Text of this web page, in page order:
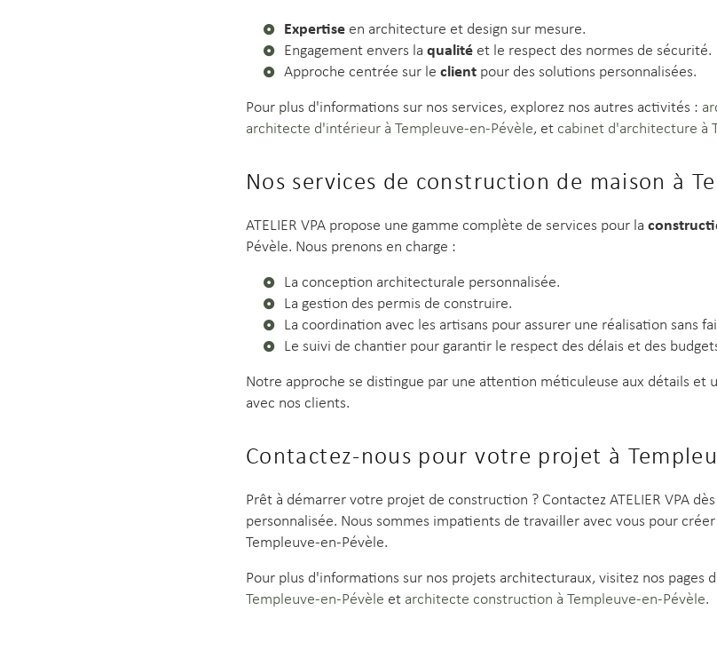
Expertise en architecture et design sur mesure.
Engagement envers la qualité et le respect des normes de sécurité.
Approche centrée sur le client pour des solutions personnalisées.
Pour plus d'informations sur nos services, explorez nos autres activités :
architecte d'intérieur à Templeuve-en-Pévèle, et cabinet d'architecture à
Nos services de construction de maison à
ATELIER VPA propose une gamme complète de services pour la
Pévèle. Nous prenons en charge :
La conception architecturale personnalisée.
La gestion des permis de construire.
La coordination avec les artisans pour assurer une réalisation sans
Le suivi de chantier pour garantir le respect des délais et des
Notre approche se distingue par une attention méticuleuse aux détails et
avec nos clients.
Contactez-nous pour votre projet à
Prêt à démarrer votre projet de construction ? Contactez ATELIER VPA
personnalisée. Nous sommes impatients de travailler avec vous pour
Templeuve-en-Pévèle.
Pour plus d'informations sur nos projets architecturaux, visitez nos pages
Templeuve-en-Pévèle et architecte construction à Templeuve-en-Pévèle.